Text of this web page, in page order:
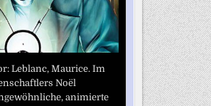
Leblanc, Maurice. Im
Noël
animierte